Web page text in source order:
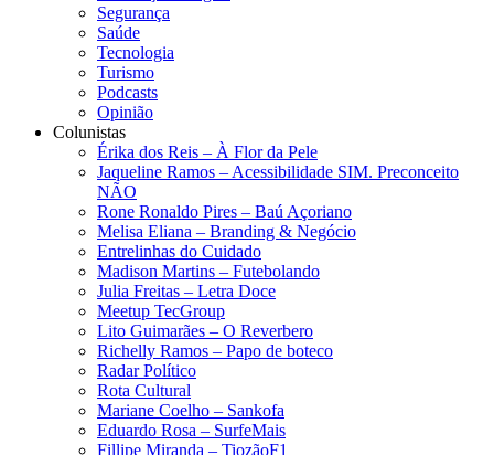
Segurança
Saúde
Tecnologia
Turismo
Podcasts
Opinião
Colunistas
Érika dos Reis​ – À Flor da Pele
Jaqueline Ramos – Acessibilidade SIM. Preconceito
NÃO
Rone Ronaldo Pires – Baú Açoriano
Melisa Eliana – Branding & Negócio
Entrelinhas do Cuidado
Madison Martins – Futebolando
Julia Freitas​ – Letra Doce
Meetup TecGroup
Lito Guimarães – O Reverbero
Richelly Ramos​ – Papo de boteco
Radar Político
Rota Cultural
Mariane Coelho – Sankofa
Eduardo Rosa​ – SurfeMais
Fillipe Miranda – TiozãoF1